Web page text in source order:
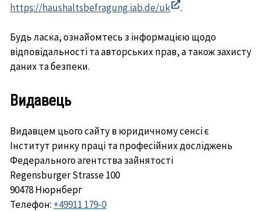
https://haushaltsbefragung.iab.de/uk
neuem
Fenster
öffnen
.
Будь ласка, ознайомтесь з інформацією щодо
відповідальності та авторських прав, а також захисту
даних та безпеки.
Видавець
Видавцем цього сайту в юридичному сенсі є
Інститут ринку праці та професійних досліджень
Федерального агентства зайнятості
Regensburger Strasse 100
90478 Нюрнберг
Телефон: +49911 179-0